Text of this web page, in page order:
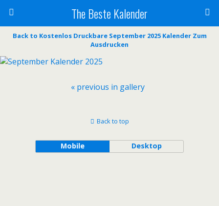
The Beste Kalender
Back to Kostenlos Druckbare September 2025 Kalender Zum
Ausdrucken
« previous in gallery
Back to top
Mobile Desktop